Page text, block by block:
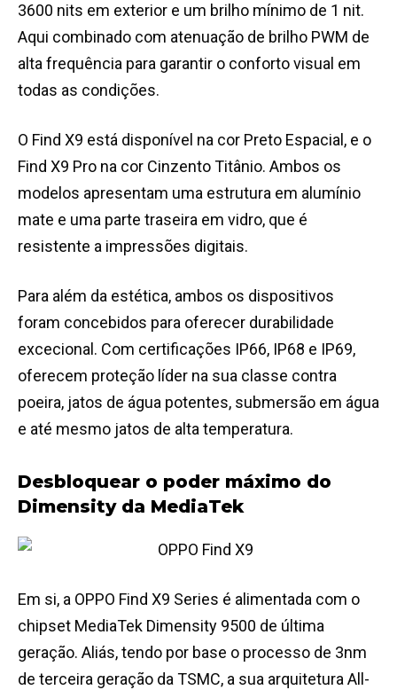
3600 nits em exterior e um brilho mínimo de 1 nit.
Aqui combinado com atenuação de brilho PWM de
alta frequência para garantir o conforto visual em
todas as condições.
O Find X9 está disponível na cor Preto Espacial, e o
Find X9 Pro na cor Cinzento Titânio. Ambos os
modelos apresentam uma estrutura em alumínio
mate e uma parte traseira em vidro, que é
resistente a impressões digitais.
Para além da estética, ambos os dispositivos
foram concebidos para oferecer durabilidade
excecional. Com certificações IP66, IP68 e IP69,
oferecem proteção líder na sua classe contra
poeira, jatos de água potentes, submersão em água
e até mesmo jatos de alta temperatura.
Desbloquear o poder máximo do
Dimensity da MediaTek
Em si, a OPPO Find X9 Series é alimentada com o
chipset MediaTek Dimensity 9500 de última
geração. Aliás, tendo por base o processo de 3nm
de terceira geração da TSMC, a sua arquitetura All-